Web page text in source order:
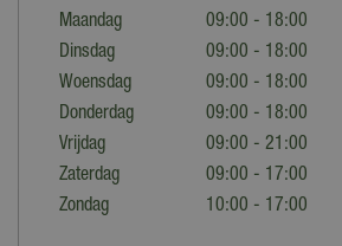
Maandag
09:00 - 18:00
Dinsdag
09:00 - 18:00
Woensdag
09:00 - 18:00
Donderdag
09:00 - 18:00
Vrijdag
09:00 - 21:00
Zaterdag
09:00 - 17:00
Zondag
10:00 - 17:00